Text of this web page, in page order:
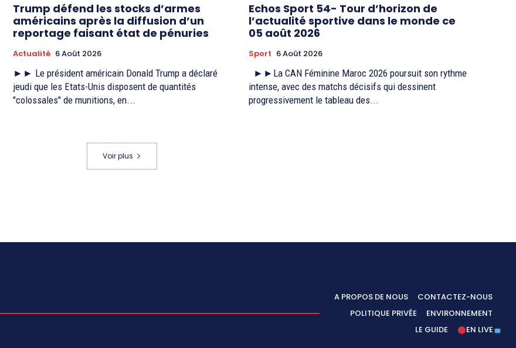
Trump défend les stocks d’armes
américains après la diffusion d’un
reportage faisant état de pénuries
Actualité 6 Août 2026
►► Le président américain Donald Trump a déclaré
jeudi que les Etats-Unis disposent de quantités
"colossales" de munitions, en...
Echos Sport 54- Tour d’horizon de
l’actualité sportive dans le monde ce
05 août 2026
Sport 6 Août 2026
intense, avec des matchs décisifs qui dessinent
progressivement le tableau des...
Voir plus
A PROPOS DE NOUS
CONTACTEZ-NOUS
POLITIQUE PRIVÉE
ENVIRONNEMENT
LE GUIDE
EN LIVE